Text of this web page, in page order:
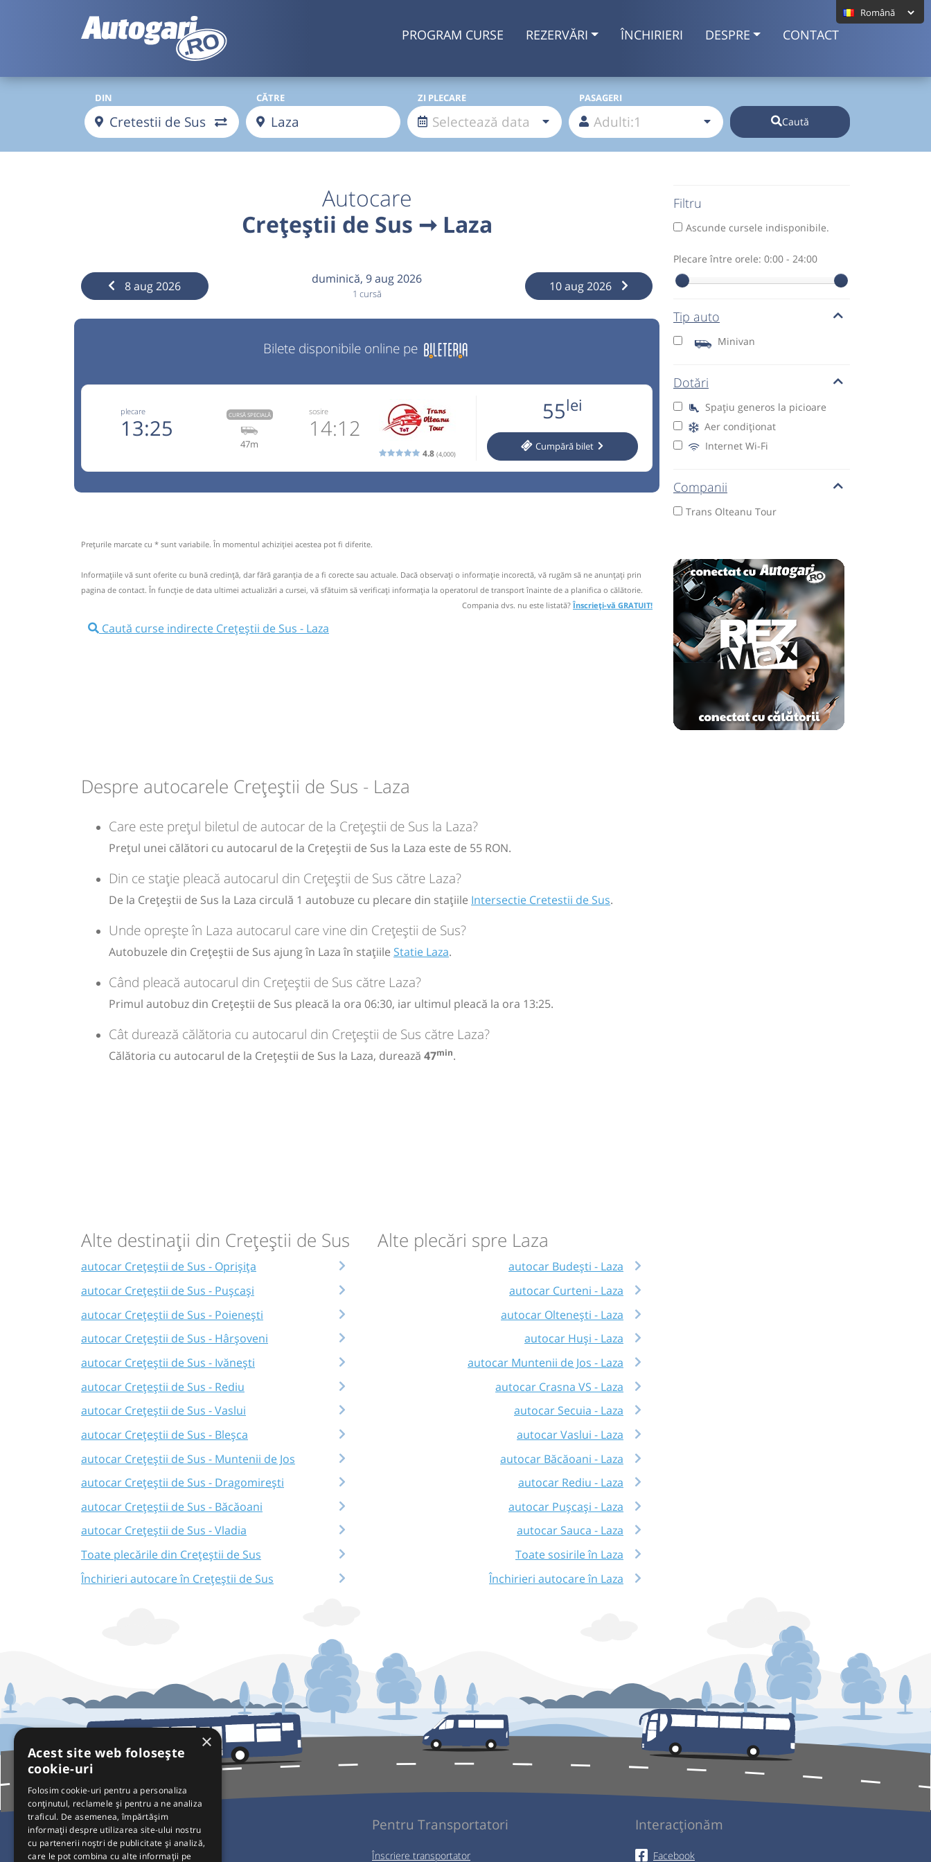
PROGRAM CURSE REZERVĂRI ÎNCHIRIERI DESPRE CONTACT
DIN CĂTRE ZI PLECARE PASAGERI
Caută
Filtru
Ascunde cursele indisponibile.
Plecare între orele: 0:00 - 24:00
Tip auto
Minivan
Dotări
Spațiu generos la picioare
Aer condiționat
Internet Wi-Fi
Companii
Trans Olteanu Tour
Autocare
Crețeștii de Sus ➞ Laza
8 aug 2026 duminică, 9 aug 2026
1 cursă 10 aug 2026
Bilete disponibile online pe
plecare
13:25 CURSĂ SPECIALĂ
47m
sosire
14:12
4.8 (4,000)
55lei
Cumpără bilet
Trans Olteanu Tour
rezervare anticipată.
Nu a circulat?Semnalați aici (10 comentarii)
Afiseaza itinerariu
Durată: Zile de circulație:
55
Sursa: Trans Olteanu Tour SRL| Ultima actualizare: 01/2026
Prețurile marcate cu * sunt variabile. În momentul achiziției acestea pot fi diferite.
Informaţiile vă sunt oferite cu bună credinţă, dar fără garanţia de a fi corecte sau actuale. Dacă observați o informaţie incorectă, vă rugăm să ne anunțați prin
pagina de contact. În funcție de data ultimei actualizări a cursei, vă sfătuim să verificaţi informaţia la operatorul de transport înainte de a planifica o călătorie.
Compania dvs. nu este listată?Înscrieți-vă GRATUIT!
Caută curse indirecte Crețeștii de Sus - Laza
Despre autocarele Crețeștii de Sus - Laza
Care este prețul biletul de autocar de la Crețeștii de Sus la Laza?
Prețul unei călători cu autocarul de la Crețeștii de Sus la Laza este de 55 RON.
Din ce stație pleacă autocarul din Crețeștii de Sus către Laza?
De la Crețeștii de Sus la Laza circulă 1 autobuze cu plecare din stațiile Intersectie Cretestii de Sus.
Unde oprește în Laza autocarul care vine din Crețeștii de Sus?
Autobuzele din Crețeștii de Sus ajung în Laza în stațiile Statie Laza.
Când pleacă autocarul din Crețeștii de Sus către Laza?
Primul autobuz din Crețeștii de Sus pleacă la ora 06:30, iar ultimul pleacă la ora 13:25.
Cât durează călătoria cu autocarul din Crețeștii de Sus către Laza?
Călătoria cu autocarul de la Crețeștii de Sus la Laza, durează 47min.
Alte destinații din Crețeștii de Sus
autocar Crețeștii de Sus - Oprișița
autocar Crețeștii de Sus - Pușcași
autocar Crețeștii de Sus - Poienești
autocar Crețeștii de Sus - Hârșoveni
autocar Crețeștii de Sus - Ivănești
autocar Crețeștii de Sus - Rediu
autocar Crețeștii de Sus - Vaslui
autocar Crețeștii de Sus - Bleșca
autocar Crețeștii de Sus - Muntenii de Jos
autocar Crețeștii de Sus - Dragomirești
autocar Crețeștii de Sus - Băcăoani
autocar Crețeștii de Sus - Vladia
Toate plecările din Crețeștii de Sus
Închirieri autocare în Crețeștii de Sus
Alte plecări spre Laza
autocar Budești - Laza
autocar Curteni - Laza
autocar Oltenești - Laza
autocar Huși - Laza
autocar Muntenii de Jos - Laza
autocar Crasna VS - Laza
autocar Secuia - Laza
autocar Vaslui - Laza
autocar Băcăoani - Laza
autocar Rediu - Laza
autocar Pușcași - Laza
autocar Sauca - Laza
Toate sosirile în Laza
Închirieri autocare în Laza
Pentru Călători
Curse autobuz
Pentru Transportatori
Înscriere transportator
Interacționăm
Facebook
×
Acest site web folosește
cookie-uri
Folosim cookie-uri pentru a personaliza
conținutul, reclamele și pentru a ne analiza
traficul. De asemenea, împărtășim
informații despre utilizarea site-ului nostru
cu partenerii noștri de publicitate și analiză,
care le pot combina cu alte informații pe